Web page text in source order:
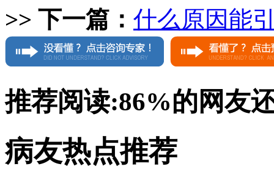
>> 下一篇： 什么原因能
推荐阅读:86%的网友
病友热点推荐